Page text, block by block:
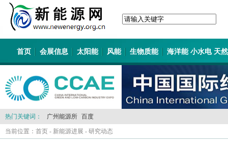
首页 会展信息 太阳能 风能 生物质能 海洋能 小水电 天
热门关键词： 广州能源所 百度
当前位置： 首页 - 新能源进展 - 研究动态